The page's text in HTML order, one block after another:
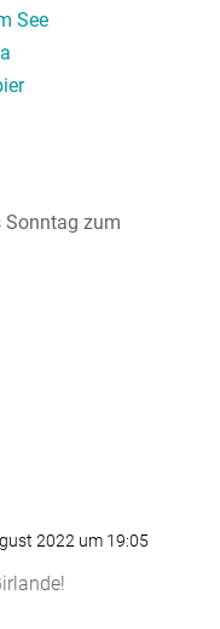
See
Sonntag zum
2022 um 19:05